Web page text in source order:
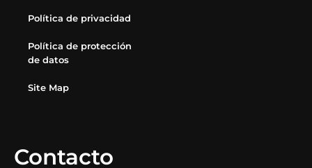
Política de privacidad
Política de protección
de datos
Site Map
Contacto